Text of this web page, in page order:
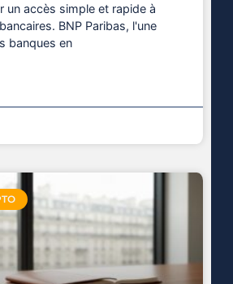
un accès simple et rapide à
BNP Paribas, l'une
banques en